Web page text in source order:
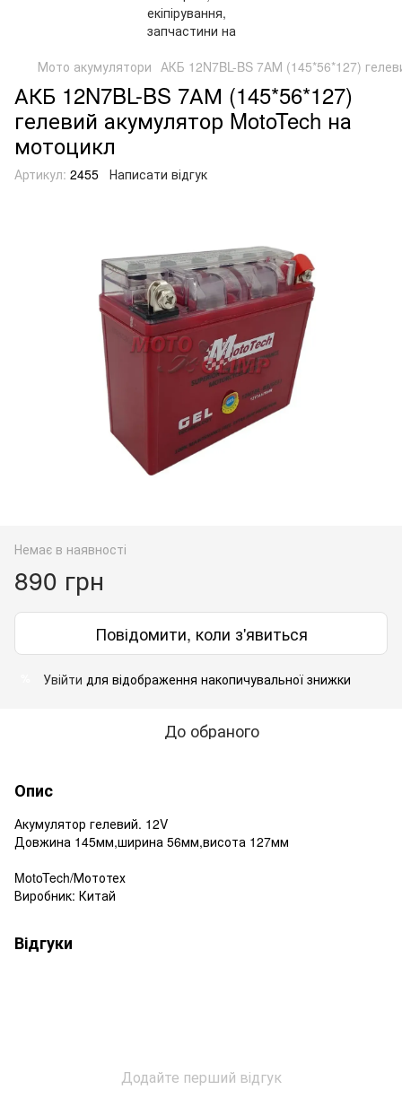
Мото акумулятори АКБ 12N7BL-BS 7АМ (145*56*127)
АКБ 12N7BL-BS 7АМ (145*56*127)
гелевий акумулятор MotoTech на
мотоцикл
Артикул: 2455 Написати відгук
Немає в наявності
890 грн
Повідомити, коли з'явиться
Увійти для відображення накопичувальної знижки
До обраного
Опис
Акумулятор гелевий. 12V
Довжина 145мм,ширина 56мм,висота 127мм
MotoTech/Мототех
Виробник: Китай
Відгуки
Додайте перший відгук